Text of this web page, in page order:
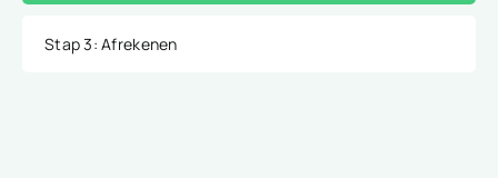
Stap 3: Afrekenen